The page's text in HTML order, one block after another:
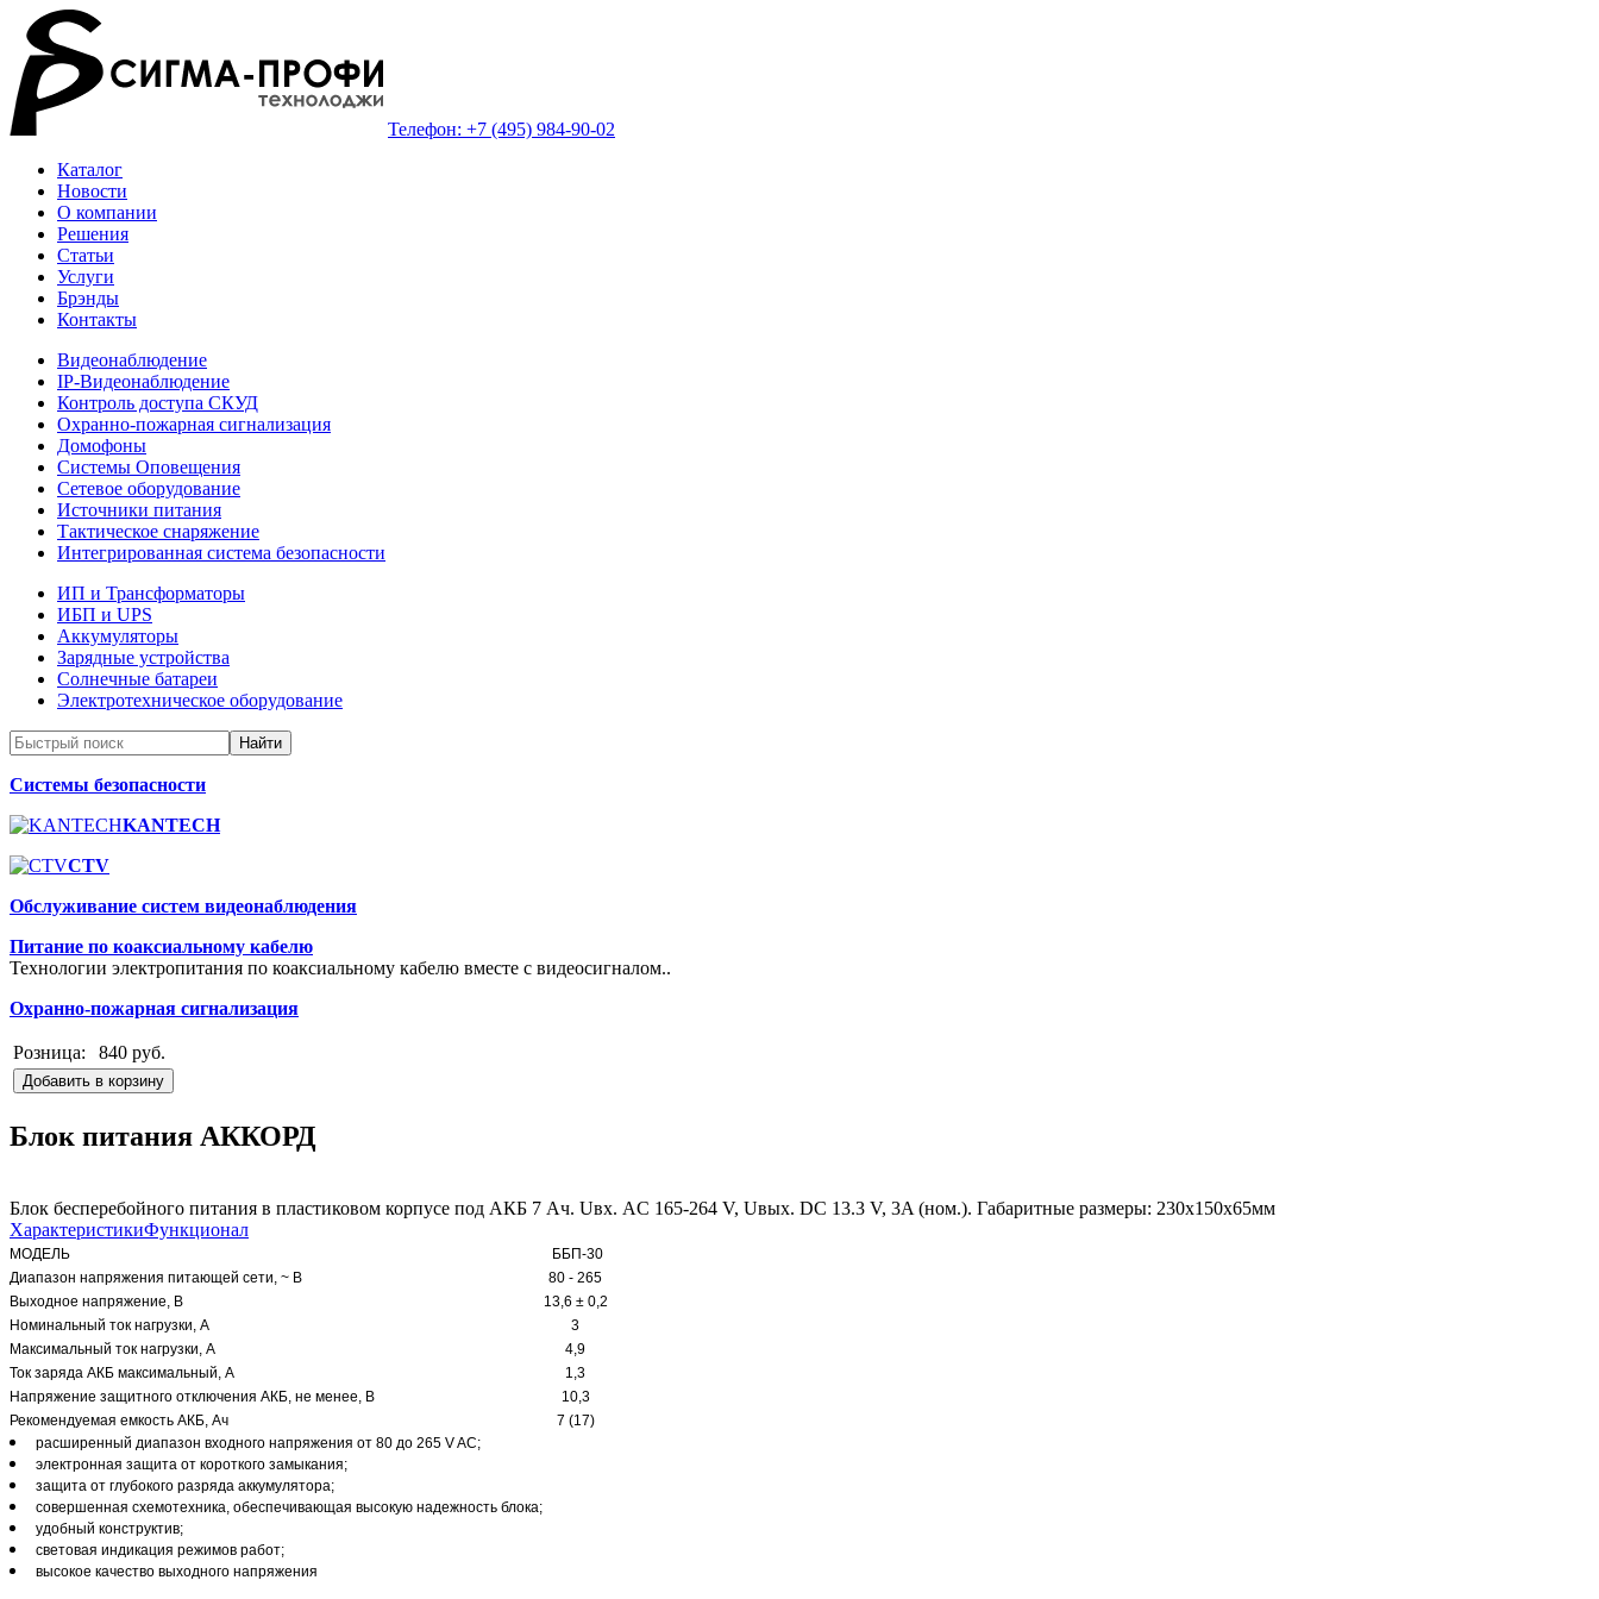
Телефон: +7 (495) 984-90-02
Каталог
Новости
О компании
Решения
Статьи
Услуги
Брэнды
Контакты
Видеонаблюдение
IP-Видеонаблюдение
Контроль доступа СКУД
Охранно-пожарная сигнализация
Домофоны
Системы Оповещения
Сетевое оборудование
Источники питания
Тактическое снаряжение
Интегрированная система безопасности
ИП и Трансформаторы
ИБП и UPS
Аккумуляторы
Зарядные устройства
Солнечные батареи
Электротехническое оборудование
Системы безопасности
KANTECH
CTV
Обслуживание систем видеонаблюдения
Питание по коаксиальному кабелю
Технологии электропитания по коаксиальному кабелю вместе с видеосигналом..
Охранно-пожарная сигнализация
Розница: 840 руб.
Добавить в корзину
Блок питания АККОРД
Блок бесперебойного питания в пластиковом корпусе под АКБ 7 Ач. Uвх. AC 165-264 V, Uвых. DC 13.3 V, 3A (ном.). Габаритные размеры: 230x150x65мм
ХарактеристикиФункционал
МОДЕЛЬ
ББП-30
Диапазон напряжения питающей сети, ~ В
80 - 265
Выходное напряжение, В
13,6 ± 0,2
Номинальный ток нагрузки, А
3
Максимальный ток нагрузки, А
4,9
Ток заряда АКБ максимальный, А
1,3
Напряжение защитного отключения АКБ, не менее, В
10,3
Рекомендуемая емкость АКБ, Ач
7 (17)
расширенный диапазон входного напряжения от 80 до 265 V AC;
электронная защита от короткого замыкания;
защита от глубокого разряда аккумулятора;
совершенная схемотехника, обеспечивающая высокую надежность блока;
удобный конструктив;
световая индикация режимов работ;
высокое качество выходного напряжения